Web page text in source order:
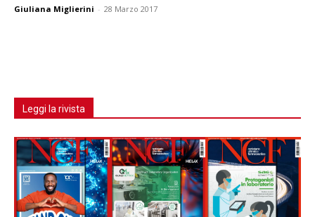
Giuliana Miglierini - 28 Marzo 2017
Leggi la rivista